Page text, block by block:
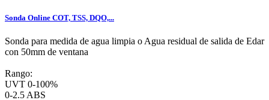
Sonda Online COT, TSS, DQO,...
Sonda para medida de agua limpia o Agua residual de salida de Edar
con 50mm de ventana
Rango:
UVT 0-100%
0-2.5 ABS